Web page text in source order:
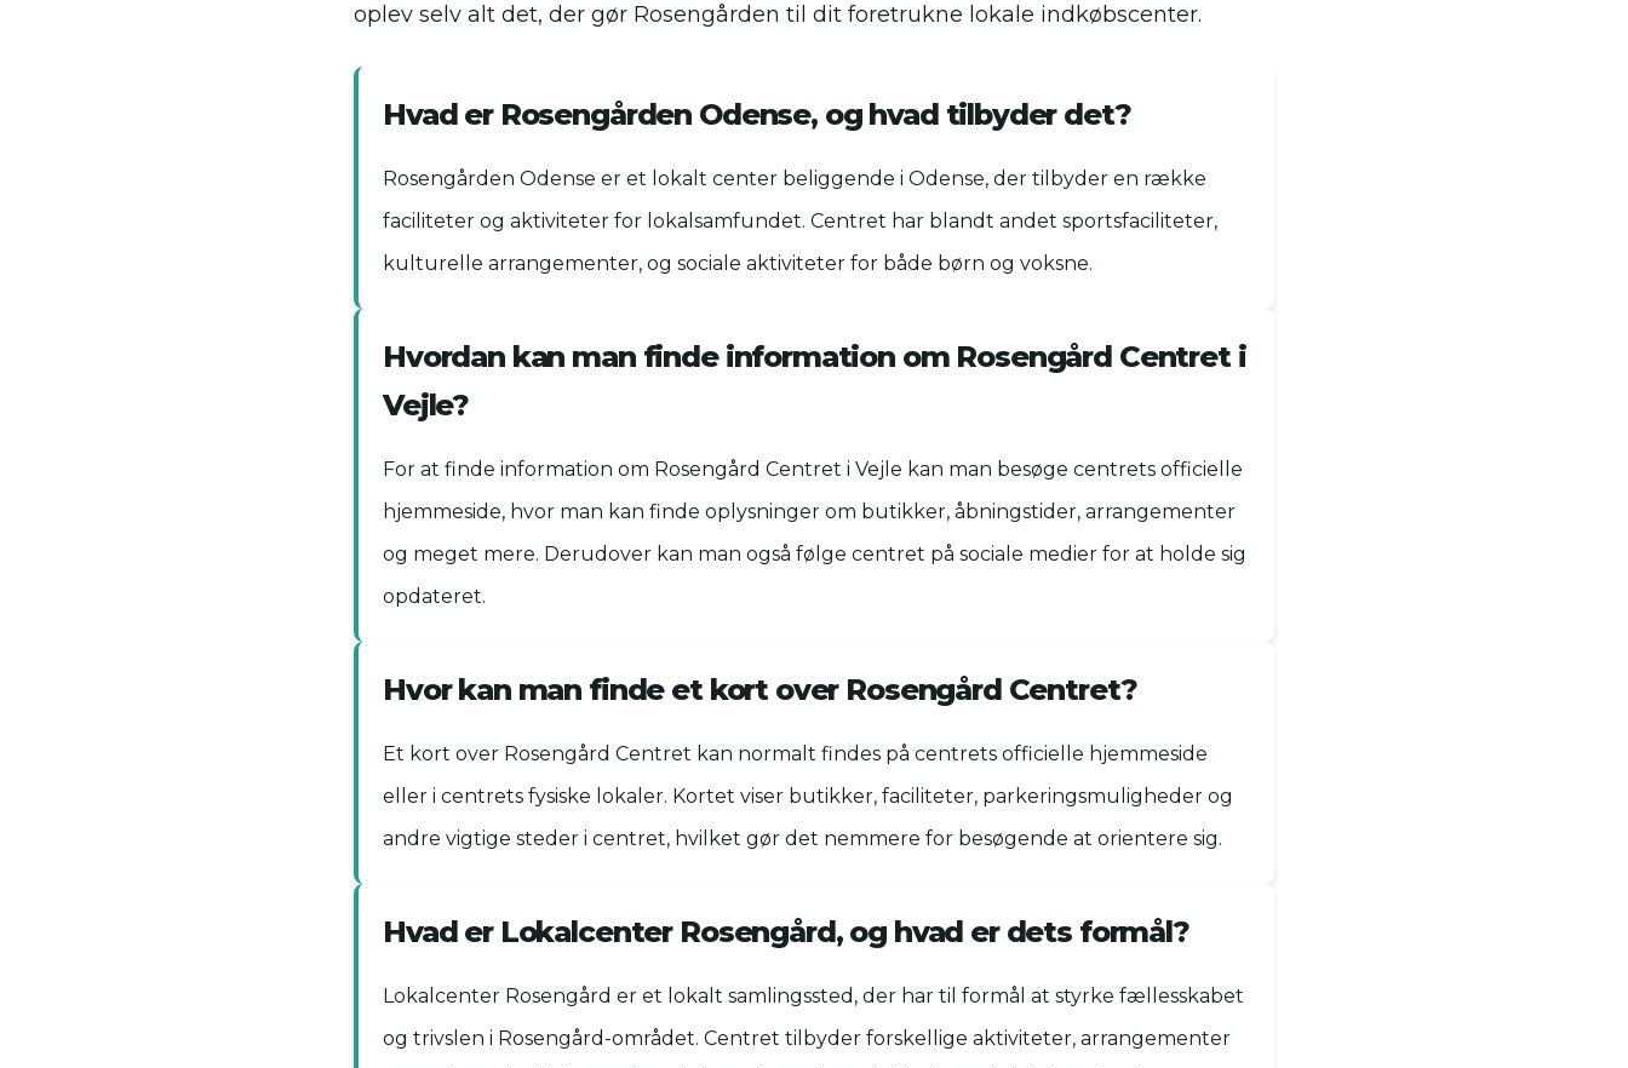
oplev selv alt det, der gør Rosengården til dit foretrukne lokale indkøbscenter.
Hvad er Rosengården Odense, og hvad tilbyder det?
Rosengården Odense er et lokalt center beliggende i Odense, der tilbyder en række
faciliteter og aktiviteter for lokalsamfundet. Centret har blandt andet sportsfaciliteter,
kulturelle arrangementer, og sociale aktiviteter for både børn og voksne.
Hvordan kan man finde information om Rosengård Centret i
Vejle?
For at finde information om Rosengård Centret i Vejle kan man besøge centrets officielle
hjemmeside, hvor man kan finde oplysninger om butikker, åbningstider, arrangementer
og meget mere. Derudover kan man også følge centret på sociale medier for at holde sig
opdateret.
Hvor kan man finde et kort over Rosengård Centret?
Et kort over Rosengård Centret kan normalt findes på centrets officielle hjemmeside
eller i centrets fysiske lokaler. Kortet viser butikker, faciliteter, parkeringsmuligheder og
andre vigtige steder i centret, hvilket gør det nemmere for besøgende at orientere sig.
Hvad er Lokalcenter Rosengård, og hvad er dets formål?
Lokalcenter Rosengård er et lokalt samlingssted, der har til formål at styrke fællesskabet
og trivslen i Rosengård-området. Centret tilbyder forskellige aktiviteter, arrangementer